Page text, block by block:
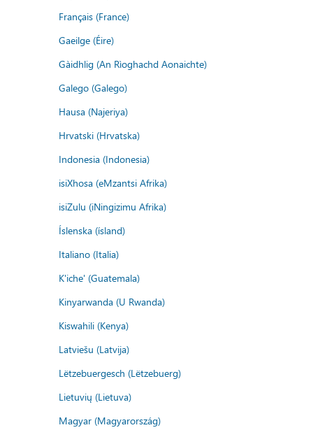
Français (France)
Gaeilge (Éire)
Gàidhlig (An Rìoghachd Aonaichte)
Galego (Galego)
Hausa (Najeriya)
Hrvatski (Hrvatska)
Indonesia (Indonesia)
isiXhosa (eMzantsi Afrika)
isiZulu (iNingizimu Afrika)
Íslenska (ísland)
Italiano (Italia)
K'iche' (Guatemala)
Kinyarwanda (U Rwanda)
Kiswahili (Kenya)
Latviešu (Latvija)
Lëtzebuergesch (Lëtzebuerg)
Lietuvių (Lietuva)
Magyar (Magyarország)